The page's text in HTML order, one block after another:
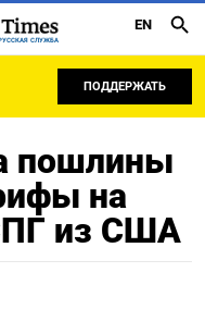
СЛУЖБА
EN
ПОДДЕРЖАТЬ
пошлины
на
из США